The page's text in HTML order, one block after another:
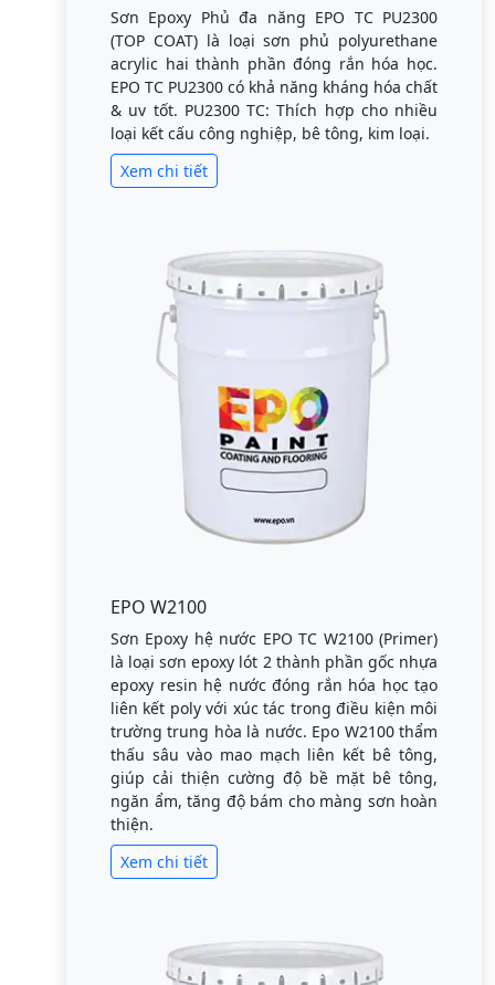
Sơn Epoxy Phủ đa năng EPO TC PU2300
(TOP COAT) là loại sơn phủ polyurethane
acrylic hai thành phần đóng rắn hóa học.
EPO TC PU2300 có khả năng kháng hóa chất
& uv tốt. PU2300 TC: Thích hợp cho nhiều
loại kết cấu công nghiệp, bê tông, kim loại.
Xem chi tiết
EPO W2100
Sơn Epoxy hệ nước EPO TC W2100 (Primer)
là loại sơn epoxy lót 2 thành phần gốc nhựa
epoxy resin hệ nước đóng rắn hóa học tạo
liên kết poly với xúc tác trong điều kiện môi
trường trung hòa là nước. Epo W2100 thẩm
thấu sâu vào mao mạch liên kết bê tông,
giúp cải thiện cường độ bề mặt bê tông,
ngăn ẩm, tăng độ bám cho màng sơn hoàn
thiện.
Xem chi tiết